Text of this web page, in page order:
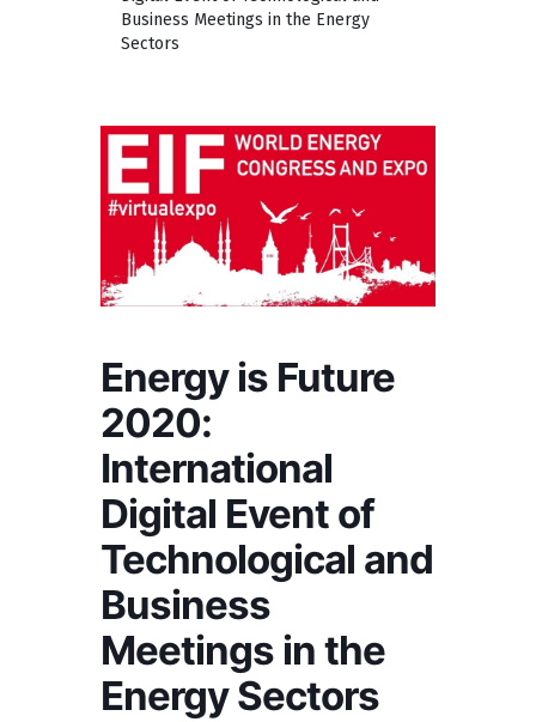
Business Meetings in the Energy
Sectors
Energy is Future
2020:
International
Digital Event of
Technological and
Business
Meetings in the
Energy Sectors